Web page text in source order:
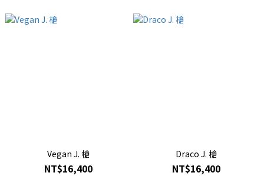
Vegan J. 槍
NT$16,400
Draco J. 槍
NT$16,400